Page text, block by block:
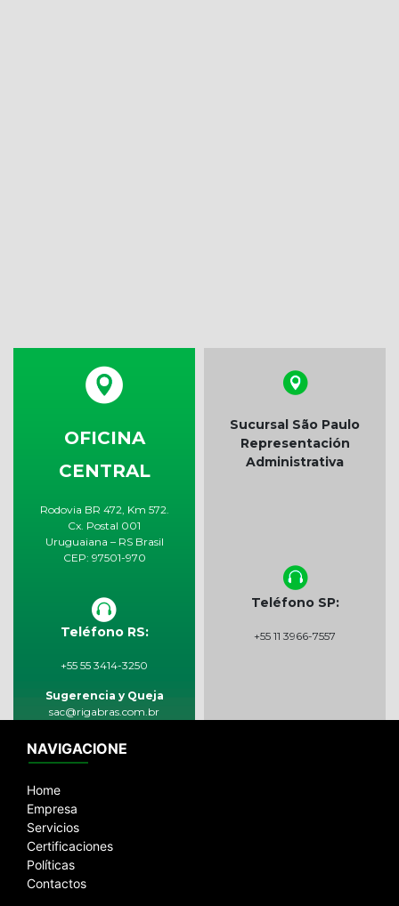
OFICINA
CENTRAL
Rodovia BR 472, Km 572.
Cx. Postal 001
Uruguaiana – RS Brasil
CEP: 97501-970
Teléfono RS:
+55 55 3414-3250
Sugerencia y Queja
sac@rigabras.com.br
Sucursal São Paulo
Representación
Administrativa
Teléfono SP:
+55 11 3966-7557
Emails:vendas@rigabras.com.br
NAVIGACIONE
Home
Empresa
Servicios
Certificaciones
Políticas
Contactos